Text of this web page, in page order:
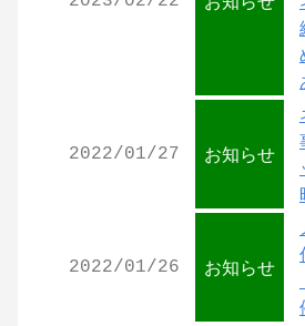
2022/01/27 お知らせ
2022/01/26 お知らせ